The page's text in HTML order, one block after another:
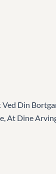
Din
At Dine